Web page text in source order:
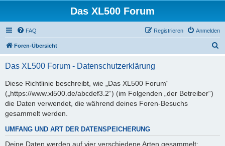
Das XL500 Forum
FAQ Anmelden
Registrieren
Foren-Übersicht
Das XL500 Forum - Datenschutzerklärung
Diese Richtlinie beschreibt, wie „Das XL500 Forum“
(„https://www.xl500.de/abcdef3.2“) (im Folgenden „der Betreiber“)
die Daten verwendet, die während deines Foren-Besuchs
gesammelt werden.
UMFANG UND ART DER DATENSPEICHERUNG
Deine Daten werden auf vier verschiedene Arten gesammelt: